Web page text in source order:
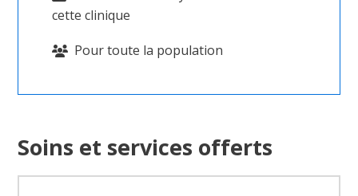
cette clinique
Pour toute la population
Soins et services offerts